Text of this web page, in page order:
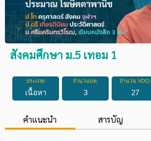
สังคมศึกษา ม.5 เทอม 1
ประเภท:
เนื้อหา
จำนวนบท:
3
จำนวน VDO:
27
คำแนะนำ สารบัญ